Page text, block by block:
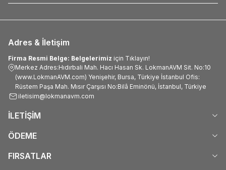
Adres & İletişim
Firma Resmi Belge: Belgelerimiz için Tıklayın!
Merkez Adres:Hıdırbali Mah. Hacı Hasan Sk. LokmanAVM Sit. No:10
(www.LokmanAVM.com) Yenişehir, Bursa, Türkiye İstanbul Ofis:
Rüstem Paşa Mah. Mısır Çarşısı No:Bilâ Eminönü, İstanbul, Türkiye
iletisim@lokmanavm.com
İLETİŞİM
ÖDEME
FIRSATLAR